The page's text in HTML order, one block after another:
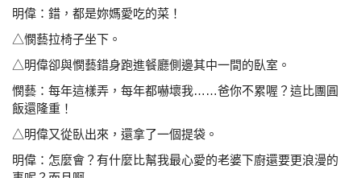
明偉：錯，都是妳媽愛吃的菜！
△憫藝拉椅子坐下。
△明偉卻與憫藝錯身跑進餐廳側邊其中一間的臥室。
憫藝：每年這樣弄，每年都嚇壞我……爸你不累喔？這比團 圓
飯還隆重！
△明偉又從臥出來，還拿了一個提袋。
明偉：怎麼會？有什麼比幫我最心愛的老婆下廚還要更浪漫的